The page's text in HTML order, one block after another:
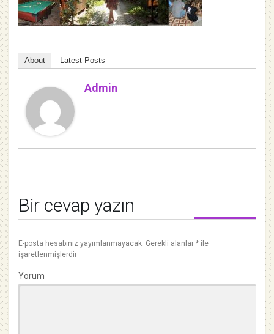
About Latest Posts
Admin
Bir cevap yazın
E-posta hesabınız yayımlanmayacak. Gerekli alanlar * ile
işaretlenmişlerdir
Yorum